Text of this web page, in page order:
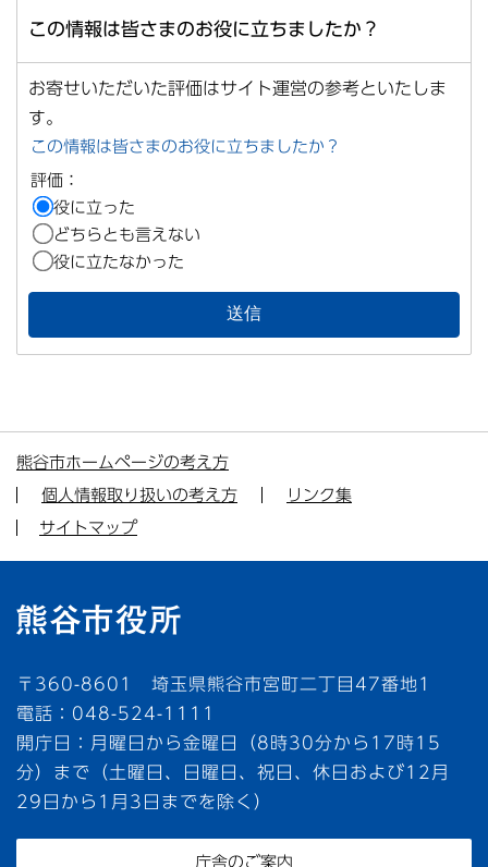
この情報は皆さまのお役に立ちましたか？
お寄せいただいた評価はサイト運営の参考といたしま
す。
この情報は皆さまのお役に立ちましたか？
評価：
役に立った
どちらとも言えない
役に立たなかった
熊谷市ホームページの考え方
個人情報取り扱いの考え方
リンク集
サイトマップ
〒360-8601 埼玉県熊谷市宮町二丁目47番地1
電話：048-524-1111
開庁日：月曜日から金曜日（8時30分から17時15
分）まで（土曜日、日曜日、祝日、休日および12月
29日から1月3日までを除く）
庁舎のご案内